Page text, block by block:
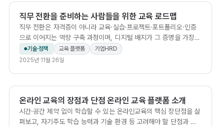
직무 전환을 준비하는 사람들을 위한 교육 로드맵
직무 전환은 자격증이 아니라 교육·실습·프로젝트·포트폴리오·인증
으로 이어지는 역량 구축 과정이며, 디지털 배지가 그 증명을 가장
효율적으로 완성한다.
기술·정책 교육 플랫폼
기업HRD
2025년 11월 26일
온라인 교육의 장점과 단점 온라인 교육 플랫폼 소개
시간·공간 제약 없이 학습할 수 있는 온라인교육의 핵심 장단점을 살
펴보고, 자기주도 학습 능력과 기술 환경 등 고려해야 할 단점과 함